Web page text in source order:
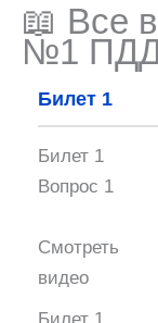
📖 Все
№1 ПДД
Билет 1
Билет 1
Вопрос 1
Смотреть
видео
Билет 1